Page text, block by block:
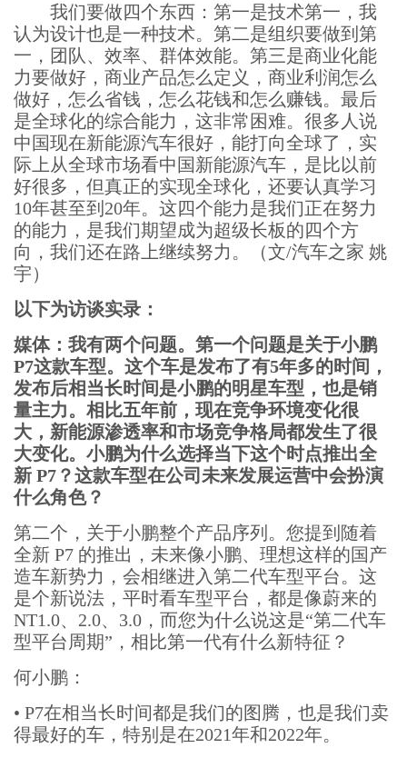
我们要做四个东西：第一是技术第一，我
认为设计也是一种技术。第二是组织要做到第
一，团队、效率、群体效能。第三是商业化能
力要做好，商业产品怎么定义，商业利润怎么
做好，怎么省钱，怎么花钱和怎么赚钱。最后
是全球化的综合能力，这非常困难。很多人说
中国现在新能源汽车很好，能打向全球了，实
际上从全球市场看中国新能源汽车，是比以前
好很多，但真正的实现全球化，还要认真学习
10年甚至到20年。这四个能力是我们正在努力
的能力，是我们期望成为超级长板的四个方
向，我们还在路上继续努力。（文/汽车之家 姚
宇）
以下为访谈实录：
媒体：我有两个问题。第一个问题是关于小鹏
P7这款车型。这个车是发布了有5年多的时间，
发布后相当长时间是小鹏的明星车型，也是销
量主力。相比五年前，现在竞争环境变化很
大，新能源渗透率和市场竞争格局都发生了很
大变化。小鹏为什么选择当下这个时点推出全
新 P7？这款车型在公司未来发展运营中会扮演
什么角色？
第二个，关于小鹏整个产品序列。您提到随着
全新 P7 的推出，未来像小鹏、理想这样的国产
造车新势力，会相继进入第二代车型平台。这
是个新说法，平时看车型平台，都是像蔚来的
NT1.0、2.0、3.0，而您为什么说这是“第二代车
型平台周期”，相比第一代有什么新特征？
何小鹏：
• P7在相当长时间都是我们的图腾，也是我们卖
得最好的车，特别是在2021年和2022年。